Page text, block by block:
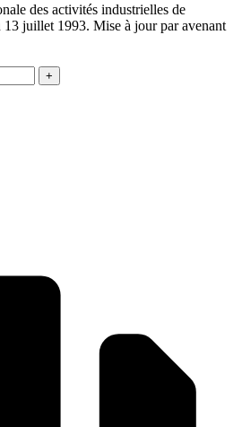
des activités industrielles de
13 juillet 1993. Mise à jour par avenant
+